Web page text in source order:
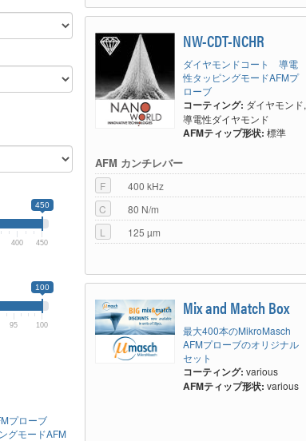
450
400 450
100
95 100
プローブ
グモードAFM
NW-CDT-NCHR
ダイヤモンドコート 導電
性タッピングモードAFMプ
ローブ
コーティング: ダイヤモンド,
導電性ダイヤモンド
AFMティップ形状: 標準
AFM カンチレバー
F
400 kHz
C
80 N/m
L
125 µm
Mix and Match Box
最大400本のMikroMasch
AFMプローブのオリジナル
セット
コーティング: various
AFMティップ形状: various